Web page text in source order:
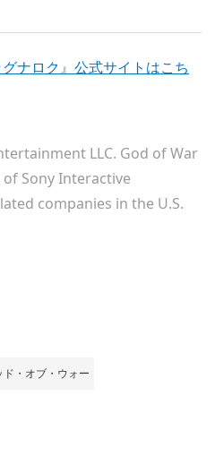
ナロク』公式サイトはこち
LLC. God of War
Sony Interactive
companies in the U.S.
ド・オブ・ウォー